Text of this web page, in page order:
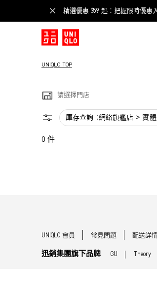
精選優惠 $59 起：把握限時優惠
UNIQLO TOP
請選擇門店
庫存查詢 (網絡旗艦店 > 實體
0 件
UNIQLO 會員 常見問題 配送詳
迅銷集團旗下品牌 GU Theory